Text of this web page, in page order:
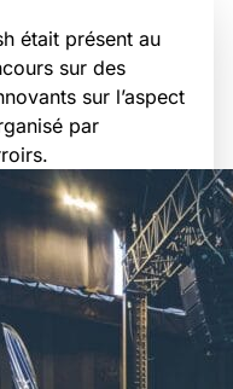
était présent au
sur des
sur l’aspect
par
.